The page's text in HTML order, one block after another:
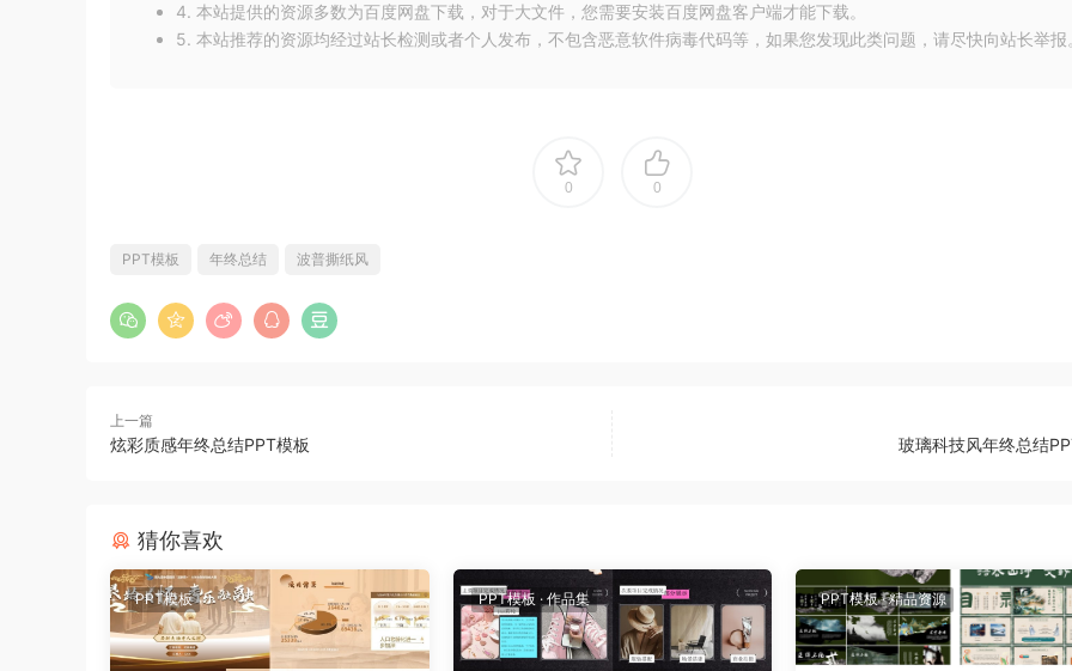
4. 本站提供的资源多数为百度网盘下载，对于大文件，您需要安装百度网盘客户端才能下载。
5. 本站推荐的资源均经过站长检测或者个人发布，不包含恶意软件病毒代码等，如果您发现此类问题，请尽快向站长举报
0 0
PPT模板 年终总结 波普撕纸风
上一篇
炫彩质感年终总结PPT模板 玻璃科技风年终总结
猜你喜欢
PPT模板 PPT模板 · 作品集 PPT模板·精品资源